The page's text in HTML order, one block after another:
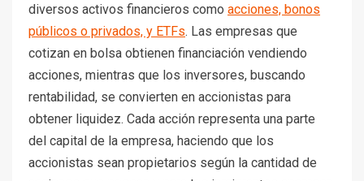
diversos activos financieros como acciones, bonos
públicos o privados, y ETFs. Las empresas que
cotizan en bolsa obtienen financiación vendiendo
acciones, mientras que los inversores, buscando
rentabilidad, se convierten en accionistas para
obtener liquidez. Cada acción representa una parte
del capital de la empresa, haciendo que los
accionistas sean propietarios según la cantidad de